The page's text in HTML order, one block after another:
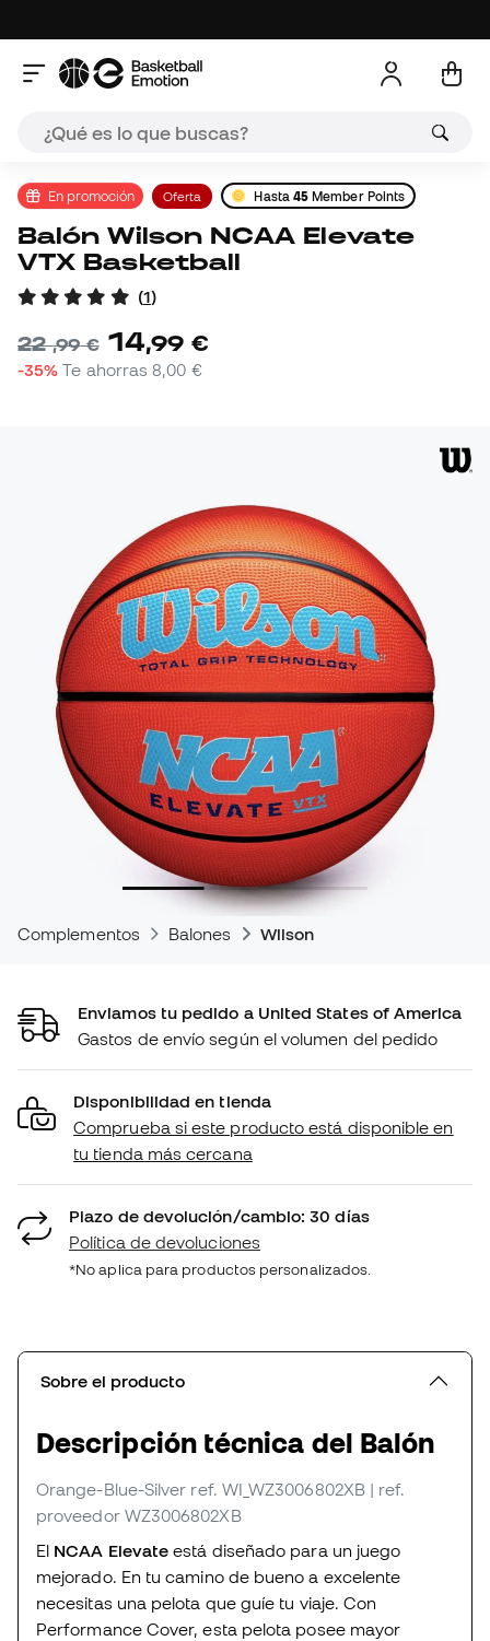
En promoción Oferta Hasta 45 Member Points
Balón Wilson NCAA Elevate
VTX Basketball
(1)
22,99 € 14,99 €
-35% Te ahorras8,00 €
Complementos Balones Wilson
Enviamos tu pedido a United States of America
Gastos de envío según el volumen del pedido
Disponibilidad en tienda
Comprueba si este producto está disponible en
tu tienda más cercana
Plazo de devolución/cambio: 30 días
Política de devoluciones
*No aplica para productos personalizados.
Sobre el producto
Descripción técnica del Balón
Orange-Blue-Silver ref. WI_WZ3006802XB | ref.
proveedor WZ3006802XB
El NCAA Elevate está diseñado para un juego
mejorado. En tu camino de bueno a excelente
necesitas una pelota que guíe tu viaje. Con
Performance Cover, esta pelota posee mayor